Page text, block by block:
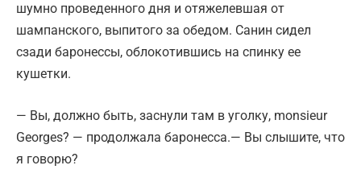
шумно проведенного дня и отяжелевшая от
шампанского, выпитого за обедом. Санин сидел
сзади баронессы, облокотившись на спинку ее
кушетки.
— Вы, должно быть, заснули там в уголку, monsieur
Georges? — продолжала баронесса.— Вы слышите, что
я говорю?